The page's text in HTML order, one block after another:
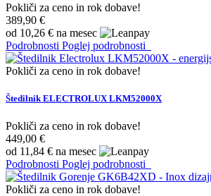
Pokliči za ceno in rok dobave!
389,90 €
od 10,26 € na mesec
Podrobnosti Poglej podrobnosti
Pokliči za ceno in rok dobave!
Štedilnik ELECTROLUX LKM52000X
Pokliči za ceno in rok dobave!
449,00 €
od 11,84 € na mesec
Podrobnosti Poglej podrobnosti
Pokliči za ceno in rok dobave!